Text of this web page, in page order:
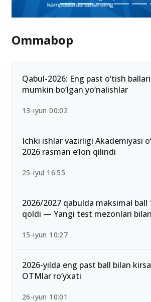
Ommabop
Qabul-2026: Eng past o‘tish
mumkin bo‘lgan yo‘nalishlar
13-iyun 00:02
Ichki ishlar vazirligi Akademiyasi
2026 rasman e’lon qilindi
25-iyul 16:55
2026/2027 qabulda maksimal ball
qoldi — Yangi test mezonlari
15-iyun 10:27
2026-yilda eng past ball bilan
OTMlar ro‘yxati
26-iyun 10:01